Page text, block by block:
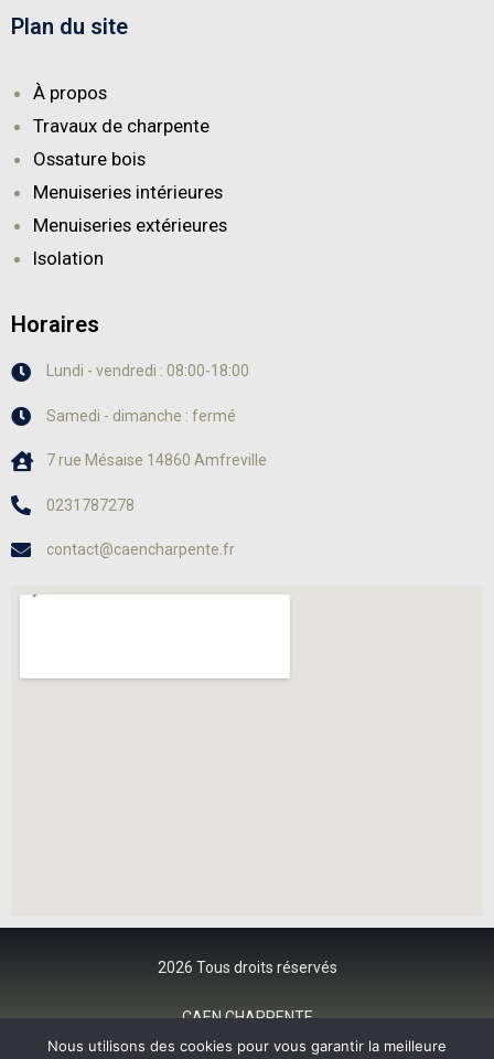
Plan du site
À propos
Travaux de charpente
Ossature bois
Menuiseries intérieures
Menuiseries extérieures
Isolation
Horaires
Lundi - vendredi : 08:00-18:00
Samedi - dimanche : fermé
7 rue Mésaise 14860 Amfreville
0231787278
contact@caencharpente.fr
2026 Tous droits réservés
CAEN CHARPENTE
Nous utilisons des cookies pour vous garantir la meilleure